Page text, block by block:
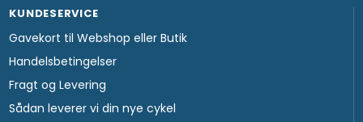
KUNDESERVICE
Gavekort til Webshop eller Butik
Handelsbetingelser
Fragt og Levering
Sådan leverer vi din nye cykel